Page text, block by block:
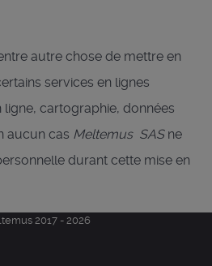
autre chose de mettre en
services en lignes
cartographie, données
aucun cas Meltemus SASne
durant cette mise en
2017 - 2026